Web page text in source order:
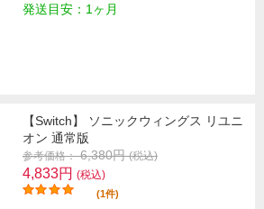
発送目安：1ヶ月
【Switch】 ソニックウィングス リユニ
オン 通常版
参考価格： 6,380円(税込)
4,833円 (税込)
(1件)